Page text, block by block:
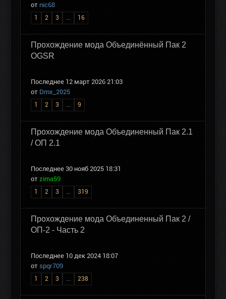
от nic68
1 2 3 ... 16
Прохождение мода Объединённый Пак 2
OGSR
Последнее 12 март 2026 21:03
от Dmx_2025
1 2 3 ... 9
Прохождение мода Объединенный Пак 2.1
/ ОП 2.1
Последнее 30 нояб 2025 18:31
от zima59
1 2 3 ... 319
Прохождение мода Объединенный Пак 2 /
ОП-2 - Часть 2
Последнее 10 дек 2024 18:07
от spqr709
1 2 3 ... 238